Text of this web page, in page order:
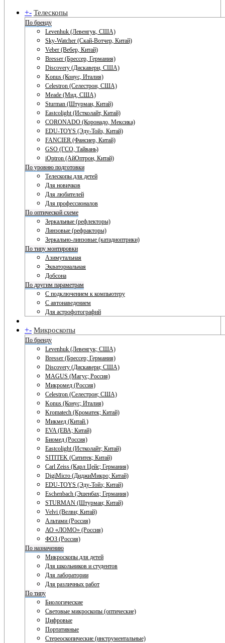
+- Телескопы
По бренду
Levenhuk (Левенгук, США)
Sky-Watcher (Скай-Вотчер, Китай)
Veber (Вебер, Китай)
Bresser (Брессер, Германия)
Discovery (Дискавери, США)
Konus (Конус, Италия)
Celestron (Селестрон, США)
Meade (Мид, США)
Sturman (Штурман, Китай)
Eastcolight (Истколайт, Китай)
CORONADO (Коронадо, Мексика)
EDU-TOYS (Эду-Тойз, Китай)
FANCIER (Фансиер, Китай)
GSO (ГСО, Тайвань)
iOptron (АйОптрон, Китай)
По уровню подготовки
Телескопы для детей
Для новичков
Для любителей
Для профессионалов
По оптической схеме
Зеркальные (рефлекторы)
Линзовые (рефракторы)
Зеркально-линзовые (катадиоптрики)
По типу монтировки
Азимутальная
Экваториальная
Добсона
По другим параметрам
С подключением к компьютеру
С автонаведением
Для астрофотографий
+- Микроскопы
По бренду
Levenhuk (Левенгук; США)
Bresser (Брессер; Германия)
Discovery (Дискавери; США)
MAGUS (Магус; Россия)
Микромед (Россия)
Celestron (Селестрон; США)
Konus (Конус; Италия)
Kromatech (Кроматек; Китай)
Микмед (Китай.)
EVA (ЕВА; Китай)
Биомед (Россия)
Eastcolight (Истколайт; Китай)
SITITEK (Сититек; Китай)
Carl Zeiss (Карл Цейс; Германия)
DigiMicro (ДиджиМикро; Китай)
EDU-TOYS (Эду-Тойз; Китай)
Eschenbach (Эшенбах; Германия)
STURMAN (Штурман; Китай)
Velvi (Велви; Китай)
Альтами (Россия)
АО «ЛОМО» (Россия)
ФОЗ (Россия)
По назначению
Микроскопы для детей
Для школьников и студентов
Для лаборатории
Для различных работ
По типу
Биологические
Световые микроскопы (оптические)
Цифровые
Портативные
Стереоскопические (инструментальные)